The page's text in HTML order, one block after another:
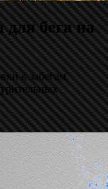
бега на
к забегам.